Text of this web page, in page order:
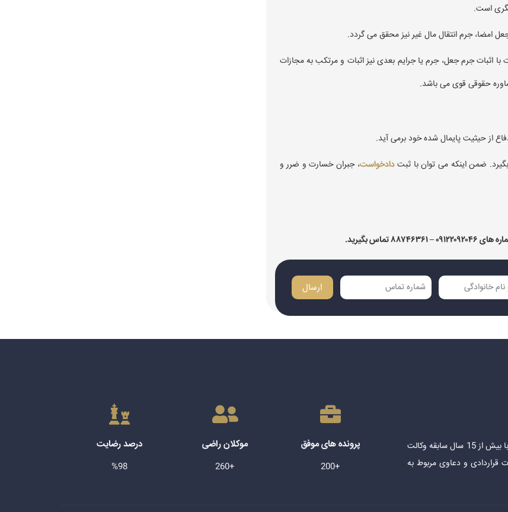
است.
امضا، جرم انتقال مال غیر نیز محقق می گردد.
جرم جعل، جرم یا جرایم بعدی نیز اثبات و مرتکب به مجازات
حقوقی قوی می باشد.
از حیثیت پایمال شده خود برمی آید.
ضمن اینکه می توان با ثبتدادخواست، جبران خسارت و ضرر و
بگیرید.
ارسال
وکیل پایه یک دادگستری و عضو کانون وکلای دادگستری مرکز (تهران). با بیش از 15 سال سابقه وکالت
قراردادی و دعاوی مربوط به
پرونده های موفق
+200
موکلان راضی
+260
درصد رضایت
%98